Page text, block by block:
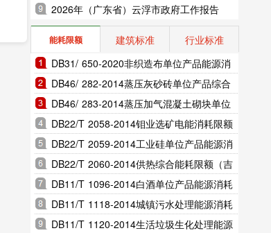
作报告
2026年（广东省）云浮市政府工作报告
能耗限额 建筑标准
行业标准
DB31/ 650-2020非织造布单位产品能源消
耗限额（上海市地方标准）
DB46/ 282-2014蒸压灰砂砖单位产品综合
能耗和电耗限额（海南省地方标准）
DB46/ 283-2014蒸压加气混凝土砌块单位
产品综合能耗和电耗限额（海南省地方标
准）
DB22/T 2058-2014钼业选矿电能消耗限额
（吉林省地方标准）
DB22/T 2059-2014工业硅单位产品能源消
耗限额（吉林省地方标准）
DB22/T 2060-2014供热综合能耗限额（吉
林省地方标准）
DB11/T 1096-2014白酒单位产品能源消耗
限额（北京市地方标准）
DB11/T 1118-2014城镇污水处理能源消耗
限额（北京市地方标准）
DB11/T 1120-2014生活垃圾生化处理能源